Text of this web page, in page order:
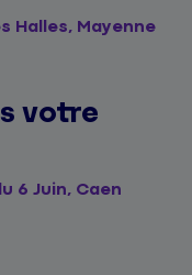
Halles, Mayenne
votre
6 Juin, Caen